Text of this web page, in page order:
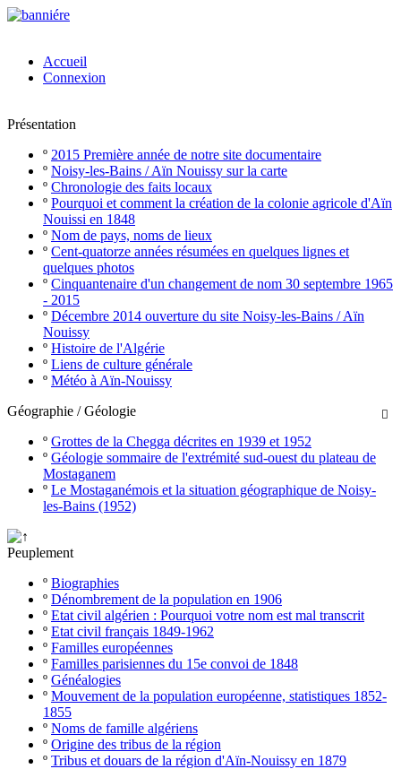
Accueil
Connexion
Présentation
º 2015 Première année de notre site documentaire
º Noisy-les-Bains / Aïn Nouissy sur la carte
º Chronologie des faits locaux
º Pourquoi et comment la création de la colonie agricole d'Aïn
Nouissi en 1848
º Nom de pays, noms de lieux
º Cent-quatorze années résumées en quelques lignes et
quelques photos
º Cinquantenaire d'un changement de nom 30 septembre 1965
- 2015
º Décembre 2014 ouverture du site Noisy-les-Bains / Aïn
Nouissy
º Histoire de l'Algérie
º Liens de culture générale
º Météo à Aïn-Nouissy

Géographie / Géologie
º Grottes de la Chegga décrites en 1939 et 1952
º Géologie sommaire de l'extrémité sud-ouest du plateau de
Mostaganem
º Le Mostaganémois et la situation géographique de Noisy-
les-Bains (1952)
Peuplement
º Biographies
º Dénombrement de la population en 1906
º Etat civil algérien : Pourquoi votre nom est mal transcrit
º Etat civil français 1849-1962
º Familles européennes
º Familles parisiennes du 15e convoi de 1848
º Généalogies
º Mouvement de la population européenne, statistiques 1852-
1855
º Noms de famille algériens
º Origine des tribus de la région
º Tribus et douars de la région d'Aïn-Nouissy en 1879